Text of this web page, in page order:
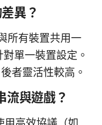
異？
所有裝置共用一
單一裝置設定。
者靈活性較高。
流與遊戲？